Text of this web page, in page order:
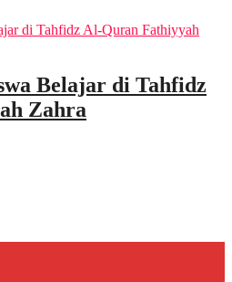
Belajar di Tahfidz
Zahra